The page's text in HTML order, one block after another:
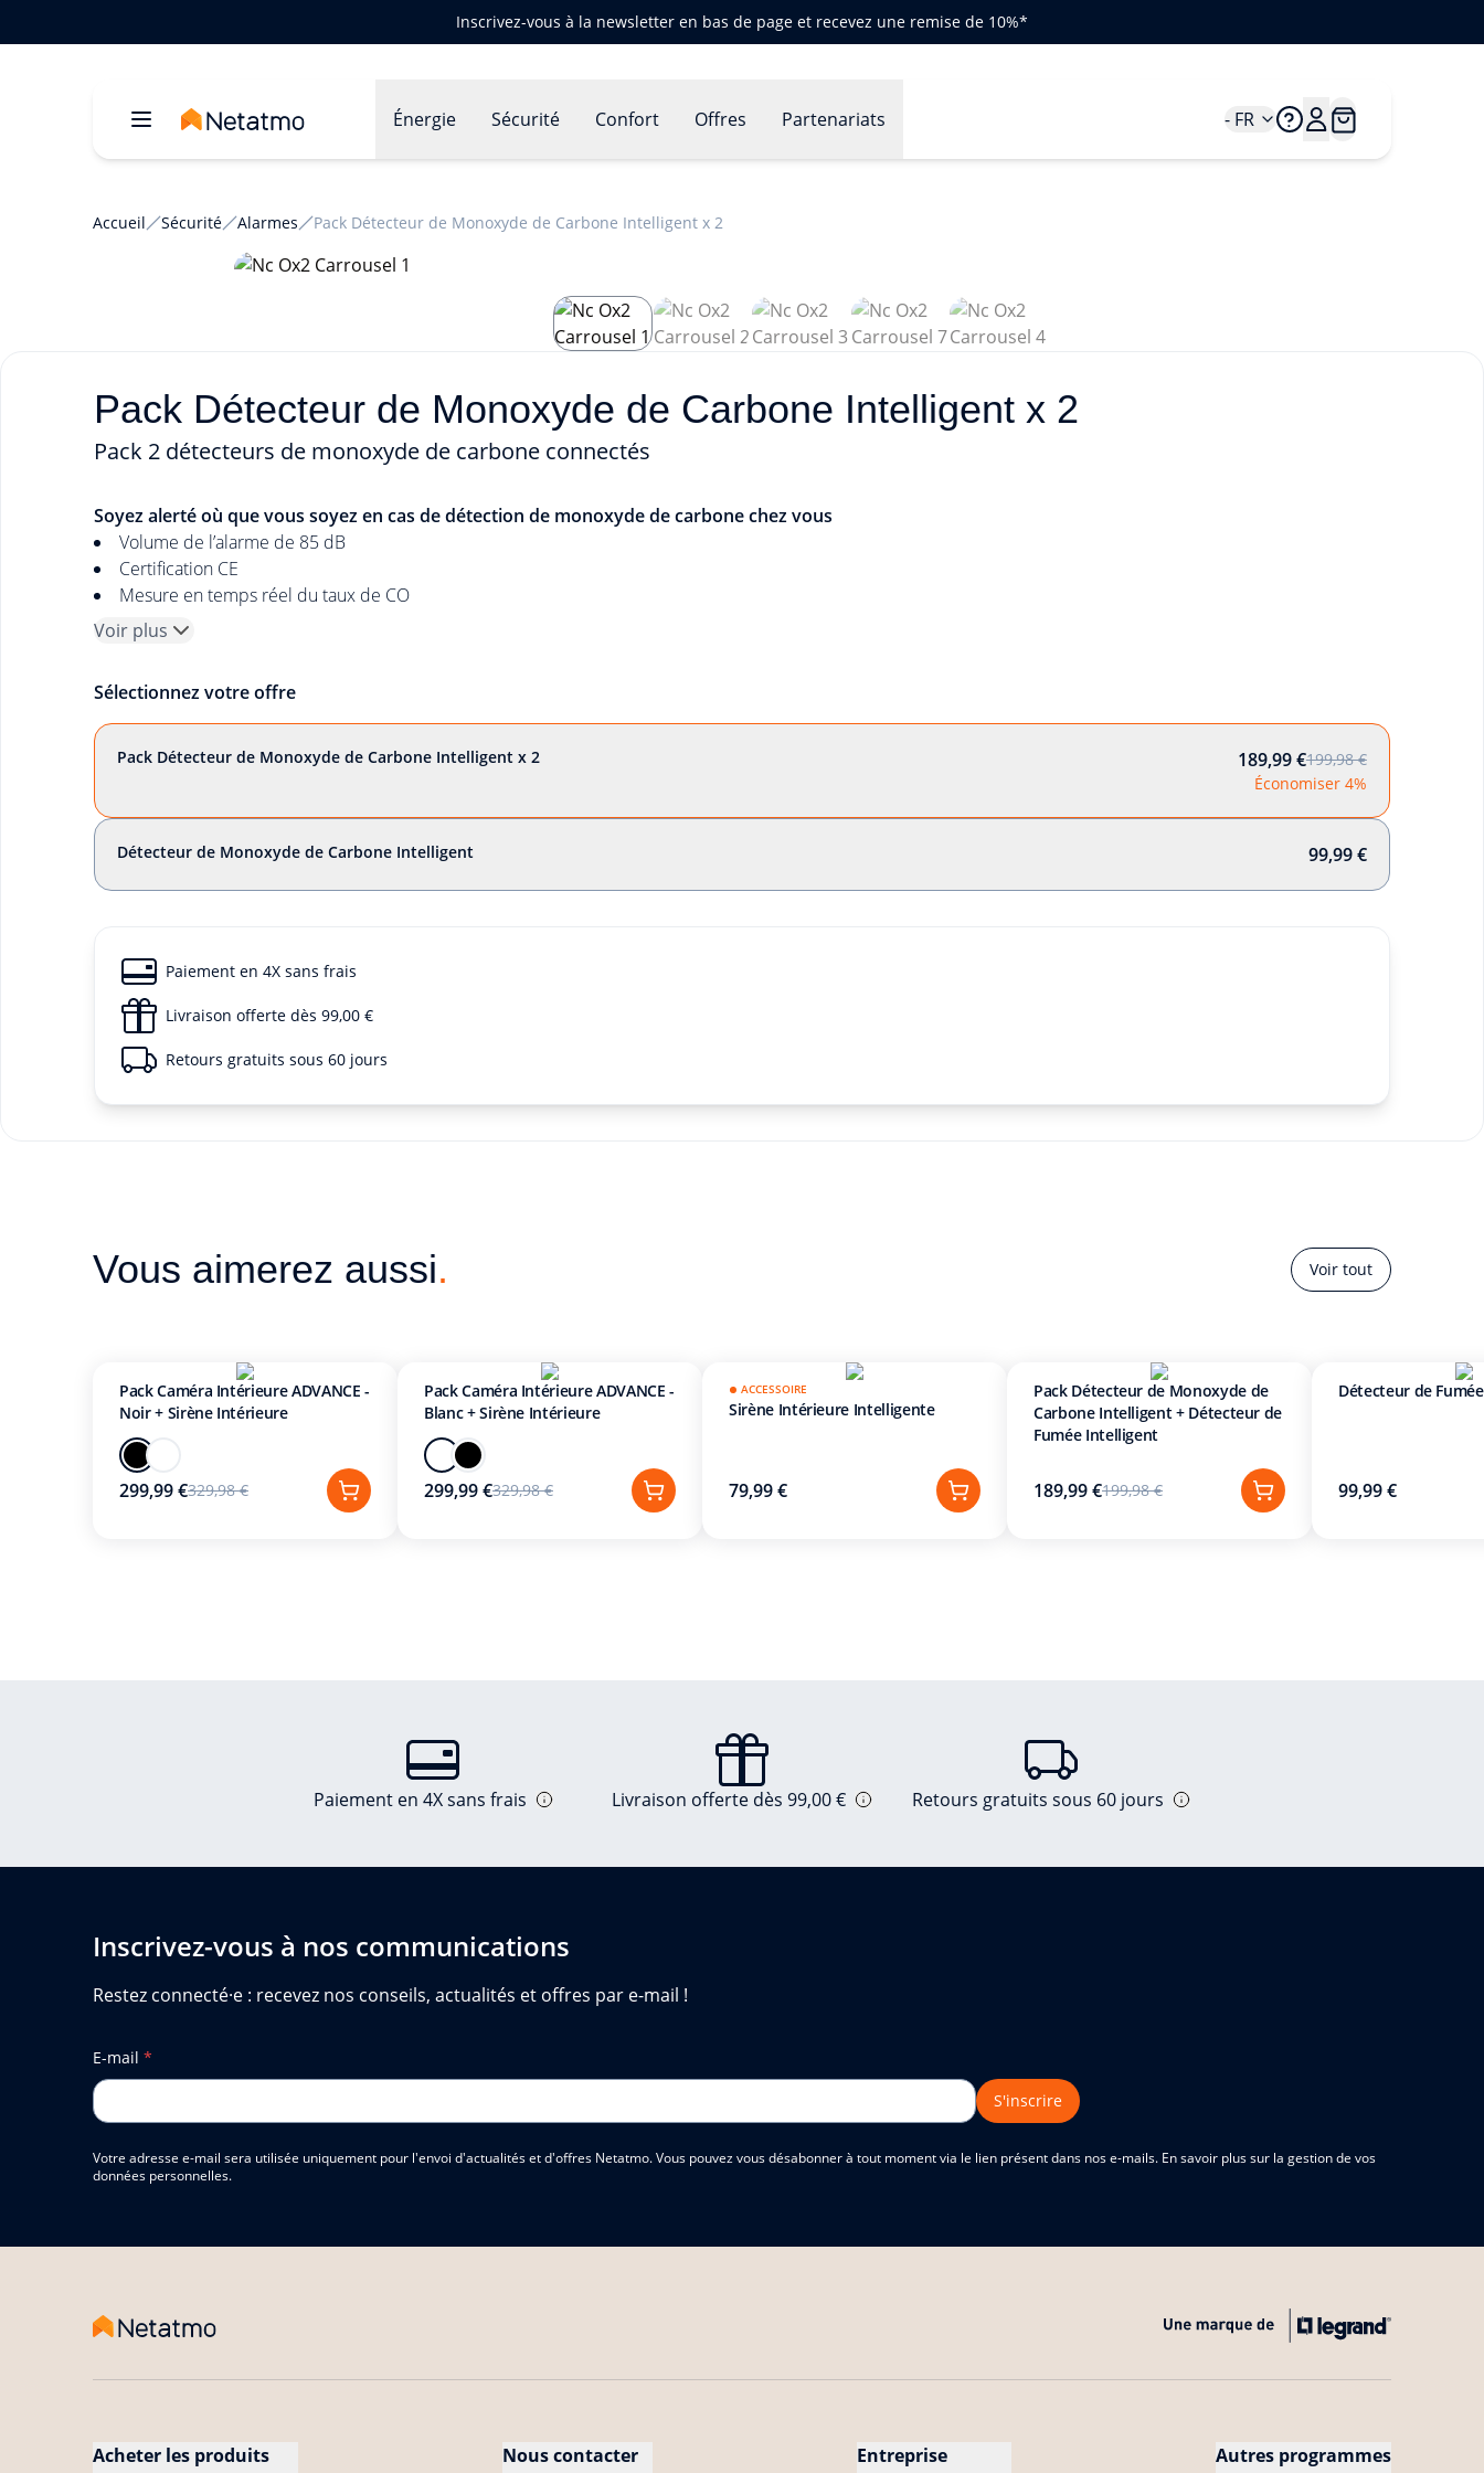
Inscrivez-vous à la newsletter en bas de page et recevez une remise de 10%*
Énergie Sécurité Confort Offres Partenariats - FR
Accueil Sécurité Alarmes Pack Détecteur de Monoxyde de Carbone Intelligent x 2
Pack Détecteur de Monoxyde de Carbone Intelligent x 2
Pack 2 détecteurs de monoxyde de carbone connectés
Soyez alerté où que vous soyez en cas de détection de monoxyde de carbone chez vous
Volume de l’alarme de 85 dB
Certification CE
Mesure en temps réel du taux de CO
Voir plus
Sélectionnez votre offre
Pack Détecteur de Monoxyde de Carbone Intelligent x 2 189,99 €199,98 €
Économiser 4%
Détecteur de Monoxyde de Carbone Intelligent 99,99 €
Paiement en 4X sans frais
Livraison offerte dès 99,00 €
Retours gratuits sous 60 jours
Vous aimerez aussi. Voir tout
Pack Caméra Intérieure ADVANCE -
Noir + Sirène Intérieure
299,99 €329,98 €
Pack Caméra Intérieure ADVANCE -
Blanc + Sirène Intérieure
299,99 €329,98 €
ACCESSOIRE
Sirène Intérieure Intelligente
79,99 €
Pack Détecteur de Monoxyde de
Carbone Intelligent + Détecteur de
Fumée Intelligent
189,99 €199,98 €
Détecteur de
99,99 €
Paiement en 4X sans frais Livraison offerte dès 99,00 € Retours gratuits sous 60 jours
Inscrivez-vous à nos communications
Restez connecté·e : recevez nos conseils, actualités et offres par e-mail !
E-mail *
S'inscrire
Votre adresse e-mail sera utilisée uniquement pour l'envoi d'actualités et d'offres Netatmo. Vous pouvez vous désabonner à tout moment via le lien présent dans nos e-mails. En savoir plus sur la gestion de vos
données personnelles.
Acheter les produits Nous contacter Entreprise Autres programmes